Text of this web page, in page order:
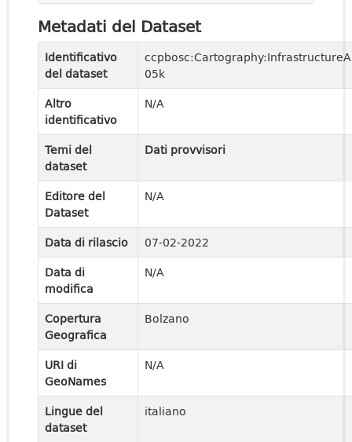
Metadati del Dataset
Identificativo
del dataset
05k
Altro
identificativo
N/A
Temi del
dataset
Dati provvisori
Editore del
Dataset
N/A
Data di rilascio
07-02-2022
Data di
modifica
N/A
Copertura
Geografica
Bolzano
URI di
GeoNames
N/A
Lingue del
dataset
italiano